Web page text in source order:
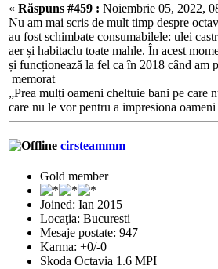
« Răspuns #459 : Noiembrie 05, 2022,
Nu am mai scris de mult timp despre
au fost schimbate consumabilele: ulei
aer și habitaclu toate mahle. În acest
și funcționează la fel ca în 2018 când am
memorat
„Prea mulți oameni cheltuie bani pe care
care nu le vor pentru a impresiona
cirsteammm
Gold member
Joined: Ian 2015
Locaţia: Bucuresti
Mesaje postate: 947
Karma: +0/-0
Skoda Octavia 1.6 MPI